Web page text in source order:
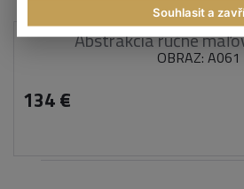
Abstrakcia ručne
OBRAZ: A061
134 €
Souhlasit a